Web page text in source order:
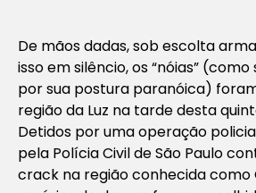
De mãos dadas, sob escolta
isso em silêncio, os “nóias”
por sua postura paranóica)
região da Luz na tarde desta
Detidos por uma operação
pela Polícia Civil de São Paulo
crack na região conhecida como